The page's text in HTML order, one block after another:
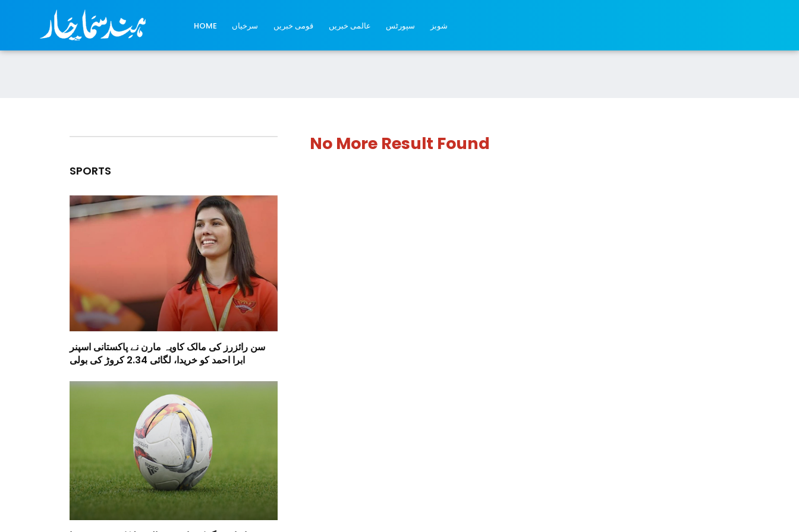
HOME سرخیاں قومی خبریں عالمی خبریں سپورٹس شوبز
SPORTS
سن رائزرز کی مالک کاویہ مارن نے پاکستانی اسپنر
ابرا احمد کو خریدا، لگائی 2.34 کروڑ کی بولی
No More Result Found